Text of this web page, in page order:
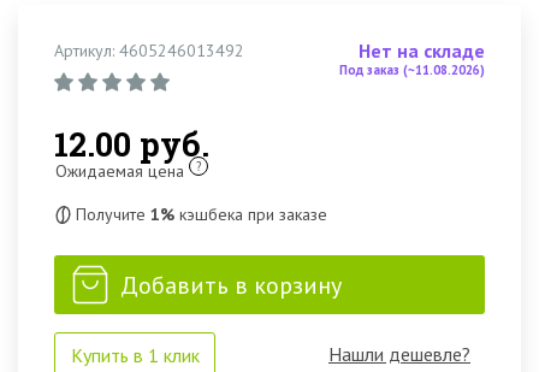
Артикул: 4605246013492 Нет на складе
Под заказ (~11.08.2026)
12.00 руб.
Ожидаемая цена ?
Получите 1% кэшбека при заказе
Добавить в корзину
Купить в 1 клик Нашли дешевле?